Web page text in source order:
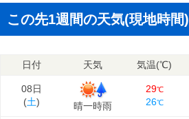
この先1週間の天気(現地時間)
日付 天気 気温(℃)
08日
(土) 晴一時雨
29℃
26℃